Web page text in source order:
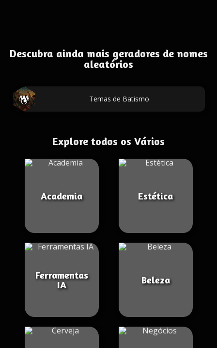
Descubra ainda mais geradores de nomes
aleatórios
Temas de Batismo
Explore todos os Vários
Academia Estética
Ferramentas
IA
Beleza